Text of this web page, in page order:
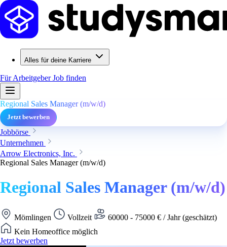
Alles für deine Karriere
Für ArbeitgeberJob finden
Regional Sales Manager (m/w/d)
Jetzt bewerben
Jobbörse
Unternehmen
Arrow Electronics, Inc.
Regional Sales Manager (m/w/d)
Regional Sales Manager (m/w/d)
Mömlingen Vollzeit
60000 - 75000 € / Jahr (geschätzt)
Kein Homeoffice möglich
Jetzt bewerben